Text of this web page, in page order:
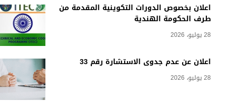
اعلان بخصوص الدورات التكوينية المقدمة من
طرف الحكومة الهندية
28 يوليو، 2026
اعلان عن عدم جدوى الاستشارة رقم 33
28 يوليو، 2026